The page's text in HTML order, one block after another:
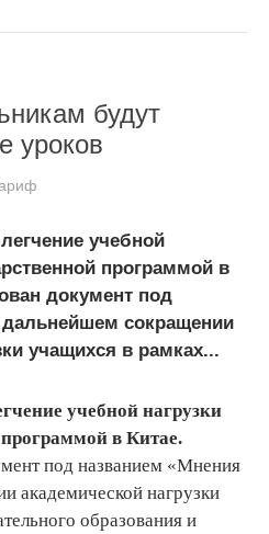
будут
уроков
учебной
программой в
документ под
сокращении
учащихся в рамках...
учебной нагрузки
программой в Китае.
под названием «Мнения
академической нагрузки
образования и